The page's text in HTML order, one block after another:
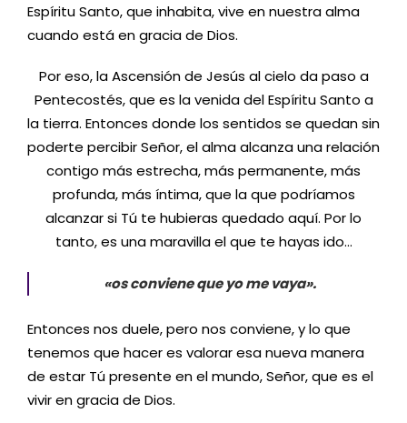
Espíritu Santo, que inhabita, vive en nuestra alma
cuando está en gracia de Dios.
Por eso, la Ascensión de Jesús al cielo da paso a
Pentecostés, que es la venida del Espíritu Santo a
la tierra. Entonces donde los sentidos se quedan sin
poderte percibir Señor, el alma alcanza una relación
contigo más estrecha, más permanente, más
profunda, más íntima, que la que podríamos
alcanzar si Tú te hubieras quedado aquí. Por lo
tanto, es una maravilla el que te hayas ido…
«os conviene que yo me vaya».
Entonces nos duele, pero nos conviene, y lo que
tenemos que hacer es valorar esa nueva manera
de estar Tú presente en el mundo, Señor, que es el
vivir en gracia de Dios.